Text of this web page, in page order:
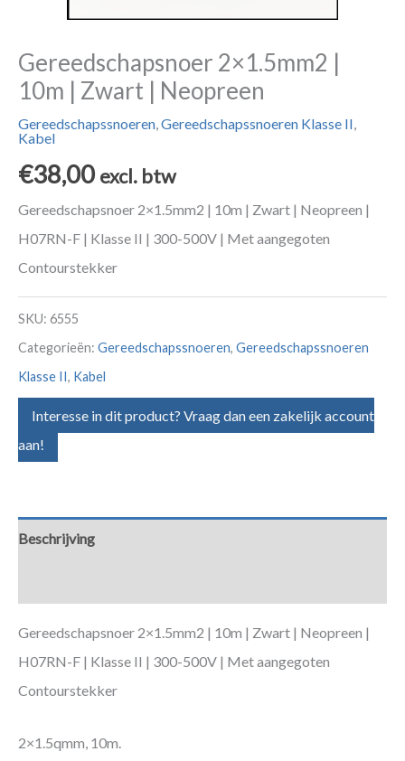
Gereedschapsnoer 2×1.5mm2 |
10m | Zwart | Neopreen
Gereedschapssnoeren,Gereedschapssnoeren Klasse II,
Kabel
€38,00 excl. btw
Gereedschapsnoer 2×1.5mm2 | 10m | Zwart | Neopreen |
H07RN-F | Klasse II | 300-500V | Met aangegoten
Contourstekker
SKU: 6555
Categorieën: Gereedschapssnoeren, Gereedschapssnoeren
Klasse II, Kabel
Interesse in dit product? Vraag dan een zakelijk account
aan!
Beschrijving
Gereedschapsnoer 2×1.5mm2 | 10m | Zwart | Neopreen |
H07RN-F | Klasse II | 300-500V | Met aangegoten
Contourstekker
2×1.5qmm, 10m.